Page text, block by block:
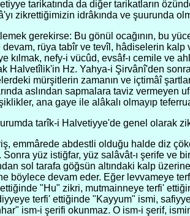
tarikatında da diğer tarikatların
zikrettiğimizin idrâkında ve şuurunda
gerekirse: Bu gönül ocağının, bu
devam, rüya tabîr ve tevîl, hâdiselerin
kılmak, nefy-i vücûd, evsâf-ı cemile ve
Halvetîlik'in Hz. Yahya-i Şirvânî'den
mürşitlerin zamanın ve içtimâî
aslından sapmalara taviz vermeyen
ana gaye ile alâkalı olmayıp
tarîk-i Halvetiyye'de genel olarak
emmârede abdestli olduğu halde diz
Sonra yüz istiğfar, yüz salâvât-ı şerife ve
sol tarafa göğsün altındaki kalp
böylece devam eder. Eğer levvameye
"Hu" zikri, mutmainneye terfi'
terfi' ettiğinde "Kayyum" ismi,
ism-i şerifi okunmaz. O ism-i şerif,